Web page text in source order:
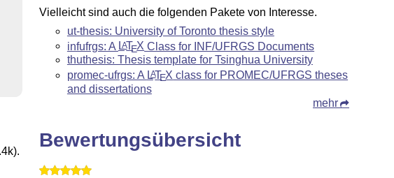
Vielleicht sind auch die folgenden Pakete von Interesse.
ut-thesis: University of Toronto thesis style
infufrgs: A LATEX Class for INF/UFRGS Documents
thuthesis: Thesis template for Tsinghua University
promec-ufrgs: A LATEX class for PROMEC/UFRGS theses
and dissertations
mehr
Bewertungsübersicht